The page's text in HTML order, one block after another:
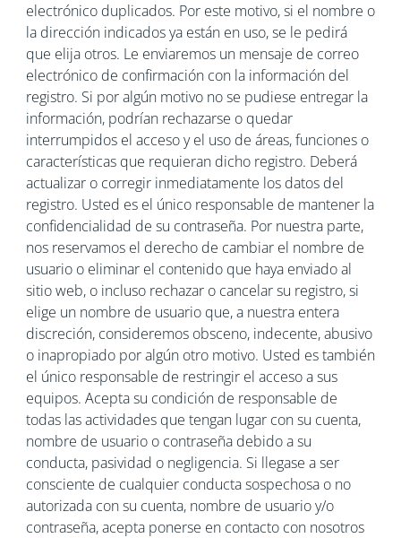
electrónico duplicados. Por este motivo, si el nombre o
la dirección indicados ya están en uso, se le pedirá
que elija otros. Le enviaremos un mensaje de correo
electrónico de confirmación con la información del
registro. Si por algún motivo no se pudiese entregar la
información, podrían rechazarse o quedar
interrumpidos el acceso y el uso de áreas, funciones o
características que requieran dicho registro. Deberá
actualizar o corregir inmediatamente los datos del
registro. Usted es el único responsable de mantener la
confidencialidad de su contraseña. Por nuestra parte,
nos reservamos el derecho de cambiar el nombre de
usuario o eliminar el contenido que haya enviado al
sitio web, o incluso rechazar o cancelar su registro, si
elige un nombre de usuario que, a nuestra entera
discreción, consideremos obsceno, indecente, abusivo
o inapropiado por algún otro motivo. Usted es también
el único responsable de restringir el acceso a sus
equipos. Acepta su condición de responsable de
todas las actividades que tengan lugar con su cuenta,
nombre de usuario o contraseña debido a su
conducta, pasividad o negligencia. Si llegase a ser
consciente de cualquier conducta sospechosa o no
autorizada con su cuenta, nombre de usuario y/o
contraseña, acepta ponerse en contacto con nosotros